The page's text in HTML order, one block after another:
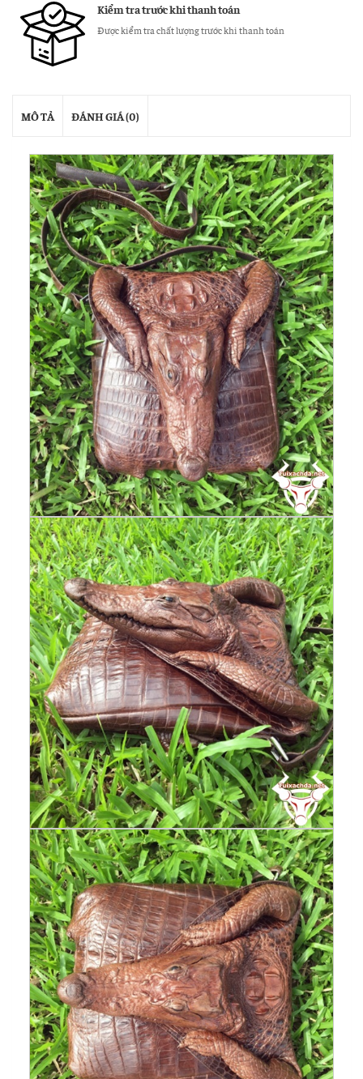
Kiểm tra trước khi thanh toán
Được kiểm tra chất lượng trước khi thanh toán
MÔ TẢ ĐÁNH GIÁ (0)